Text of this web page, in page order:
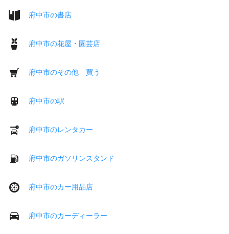
府中市の書店
府中市の花屋・園芸店
府中市のその他 買う
府中市の駅
府中市のレンタカー
府中市のガソリンスタンド
府中市のカー用品店
府中市のカーディーラー